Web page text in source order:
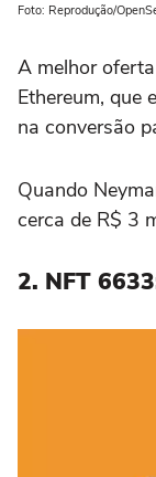
Foto: Reprodução/
A melhor
Ethereum, que
na conversão
Quando
cerca de R$ 3
2. NFT